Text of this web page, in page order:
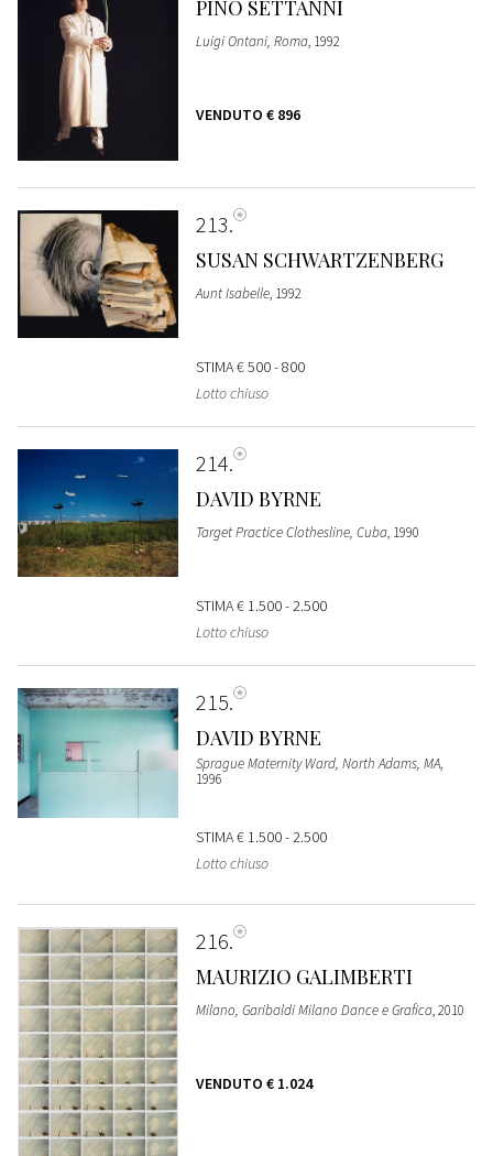
PINO SETTANNI
Luigi Ontani, Roma, 1992
VENDUTO € 896
213
SUSAN SCHWARTZENBERG
Aunt Isabelle, 1992
STIMA€ 500 - 800
Lotto chiuso
214
DAVID BYRNE
Target Practice Clothesline, Cuba, 1990
STIMA€ 1.500 - 2.500
Lotto chiuso
215
DAVID BYRNE
Sprague Maternity Ward, North Adams, MA,
1996
STIMA€ 1.500 - 2.500
Lotto chiuso
216
MAURIZIO GALIMBERTI
Milano, Garibaldi Milano Dance e Grafica, 2010
VENDUTO € 1.024